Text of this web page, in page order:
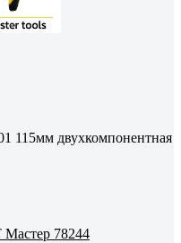
115мм двухкомпонентная